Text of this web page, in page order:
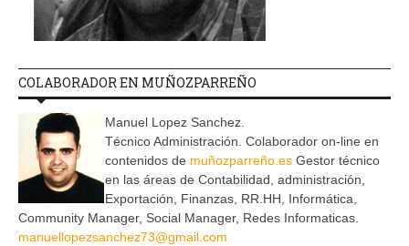
COLABORADOR EN MUÑOZPARREÑO
Manuel Lopez Sanchez.
Técnico Administración. Colaborador on-line en
contenidos de muñozparreño.es Gestor técnico
en las áreas de Contabilidad, administración,
Exportación, Finanzas, RR.HH, Informática,
Community Manager, Social Manager, Redes Informaticas.
manuellopezsanchez73@gmail.com